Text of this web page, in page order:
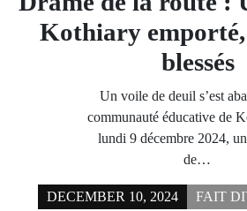
Kothiary
blessés
Un voile de deuil s’est
communauté éducative de
lundi 9 décembre 2024,
de…
DECEMBER 10, 2024 FAIT